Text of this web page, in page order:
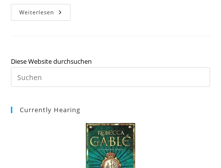
Weiterlesen
Diese Website durchsuchen
Currently Hearing